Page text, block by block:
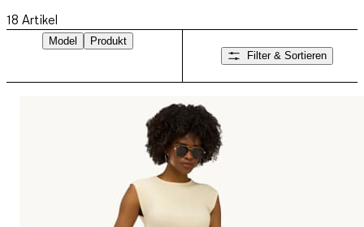
18 Artikel
Model
Produkt
Filter & Sortieren